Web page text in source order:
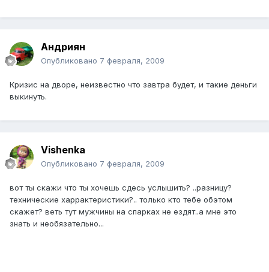
Андриян
Опубликовано 7 февраля, 2009
Кризис на дворе, неизвестно что завтра будет, и такие деньги
выкинуть.
Vishenka
Опубликовано 7 февраля, 2009
вот ты скажи что ты хочешь сдесь услышить? ..разницу?
технические харрактеристики?.. только кто тебе обэтом
скажет? веть тут мужчины на спарках не ездят..а мне это
знать и необязательно...